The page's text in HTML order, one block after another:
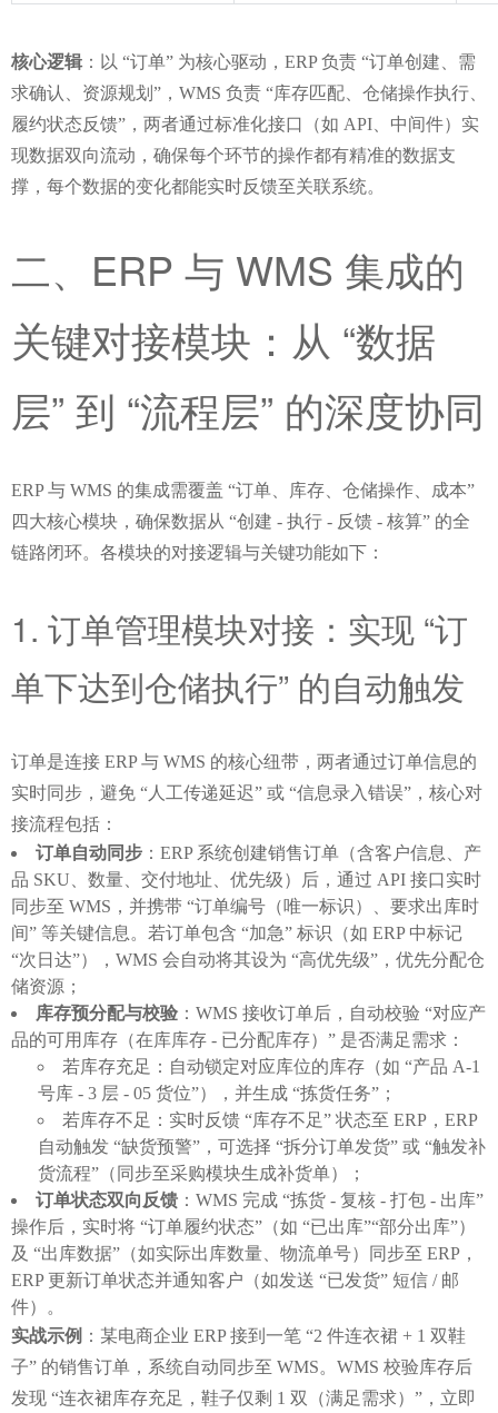
核心逻辑 ：以 “订单” 为核心驱动，ERP 负责 “订单创建、需
求确认、资源规划”，WMS 负责 “库存匹配、仓储操作执行、
履约状态反馈”，两者通过标准化接口（如 API、中间件）实
现数据双向流动，确保每个环节的操作都有精准的数据支
撑，每个数据的变化都能实时反馈至关联系统。
二、ERP 与 WMS 集成的
关键对接模块：从 “数据
层” 到 “流程层” 的深度协同
ERP 与 WMS 的集成需覆盖 “订单、库存、仓储操作、成本”
四大核心模块，确保数据从 “创建 - 执行 - 反馈 - 核算” 的全
链路闭环。各模块的对接逻辑与关键功能如下：
1. 订单管理模块对接：实现 “订
单下达到仓储执行” 的自动触发
订单是连接 ERP 与 WMS 的核心纽带，两者通过订单信息的
实时同步，避免 “人工传递延迟” 或 “信息录入错误”，核心对
接流程包括：
订单自动同步 ：ERP 系统创建销售订单（含客户信息、产
品 SKU、数量、交付地址、优先级）后，通过 API 接口实时
同步至 WMS，并携带 “订单编号（唯一标识）、要求出库时
间” 等关键信息。若订单包含 “加急” 标识（如 ERP 中标记
“次日达”），WMS 会自动将其设为 “高优先级”，优先分配仓
储资源；
库存预分配与校验 ：WMS 接收订单后，自动校验 “对应产
品的可用库存（在库库存 - 已分配库存）” 是否满足需求：
若库存充足：自动锁定对应库位的库存（如 “产品 A-1
号库 - 3 层 - 05 货位”），并生成 “拣货任务”；
若库存不足：实时反馈 “库存不足” 状态至 ERP，ERP
自动触发 “缺货预警”，可选择 “拆分订单发货” 或 “触发补
货流程”（同步至采购模块生成补货单）；
订单状态双向反馈 ：WMS 完成 “拣货 - 复核 - 打包 - 出库”
操作后，实时将 “订单履约状态”（如 “已出库”“部分出库”）
及 “出库数据”（如实际出库数量、物流单号）同步至 ERP，
ERP 更新订单状态并通知客户（如发送 “已发货” 短信 / 邮
件）。
实战示例 ：某电商企业 ERP 接到一笔 “2 件连衣裙 + 1 双鞋
子” 的销售订单，系统自动同步至 WMS。WMS 校验库存后
发现 “连衣裙库存充足，鞋子仅剩 1 双（满足需求）”，立即